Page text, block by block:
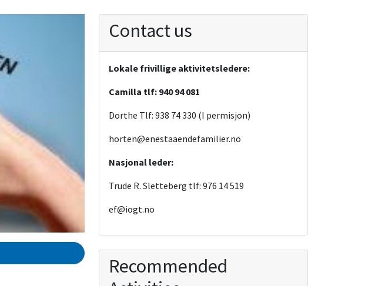
Contact us
Lokale frivillige aktivitetsledere:
Camilla tlf: 940 94 081
Dorthe Tlf: 938 74 330 (I permisjon)
horten@enestaaendefamilier.no
Nasjonal leder:
Trude R. Sletteberg tlf: 976 14 519
ef@iogt.no
Recommended